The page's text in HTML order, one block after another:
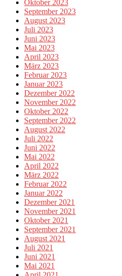
Oktober 2023
September 2023
August 2023
Juli 2023
Juni 2023
Mai 2023
April 2023
März 2023
Februar 2023
Januar 2023
Dezember 2022
November 2022
Oktober 2022
September 2022
August 2022
Juli 2022
Juni 2022
Mai 2022
April 2022
März 2022
Februar 2022
Januar 2022
Dezember 2021
November 2021
Oktober 2021
September 2021
August 2021
Juli 2021
Juni 2021
Mai 2021